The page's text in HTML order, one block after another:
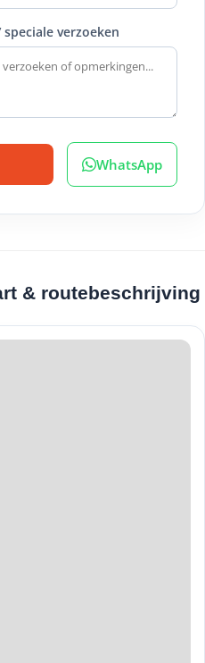
verzoeken
WhatsApp
& routebeschrijving